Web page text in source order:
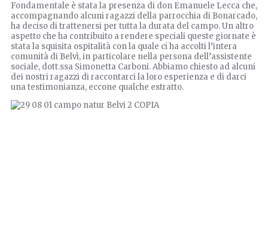
Fondamentale è stata la presenza di don Emanuele Lecca che,
accompagnando alcuni ragazzi della parrocchia di Bonarcado,
ha deciso di trattenersi per tutta la durata del campo. Un altro
aspetto che ha contribuito a rendere speciali queste giornate è
stata la squisita ospitalità con la quale ci ha accolti l’intera
comunità di Belvì, in particolare nella persona dell’assistente
sociale, dott.ssa Simonetta Carboni. Abbiamo chiesto ad alcuni
dei nostri ragazzi di raccontarci la loro esperienza e di darci
una testimonianza, eccone qualche estratto.